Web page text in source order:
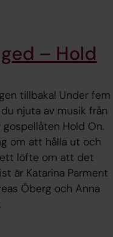
– Hold
tillbaka! Under fem
njuta av musik från
Hold On.
om att hålla ut och
löfte om att det
är Katarina Parment
Öberg och Anna